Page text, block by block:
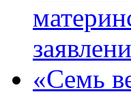
«Семь